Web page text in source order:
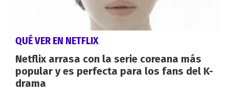
QUÉ VER EN NETFLIX
Netflix arrasa con la serie coreana más
popular y es perfecta para los fans del K-
drama